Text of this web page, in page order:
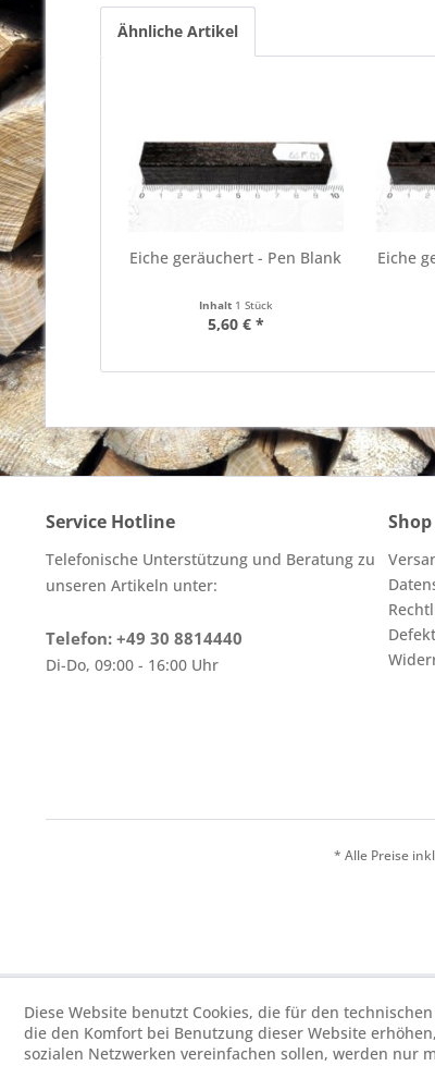
Ähnliche Artikel
Eiche geräuchert - Pen Blank
Inhalt 1 Stück
5,60 € *
Eiche
Service Hotline
Telefonische Unterstützung und Beratung zu
unseren Artikeln unter:
Telefon: +49 30 8814440
Di-Do, 09:00 - 16:00 Uhr
* Alle Preise
Diese Website benutzt Cookies, die für den
die den Komfort bei Benutzung dieser Website
sozialen Netzwerken vereinfachen sollen, werden nur